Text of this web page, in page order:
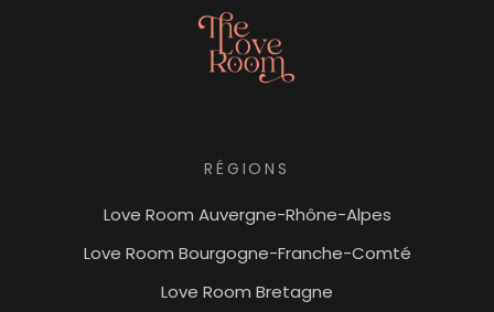
RÉGIONS
Love Room Auvergne-Rhône-Alpes
Love Room Bourgogne-Franche-Comté
Love Room Bretagne